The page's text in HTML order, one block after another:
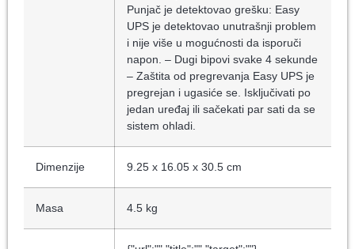
Punjač je detektovao grešku: Easy
UPS je detektovao unutrašnji problem
i nije više u mogućnosti da isporuči
napon. – Dugi bipovi svake 4 sekunde
– Zaštita od pregrevanja Easy UPS je
pregrejan i ugasiće se. Isključivati po
jedan uređaj ili sačekati par sati da se
sistem ohladi.
Dimenzije 9.25 x 16.05 x 30.5 cm
Masa 4.5 kg